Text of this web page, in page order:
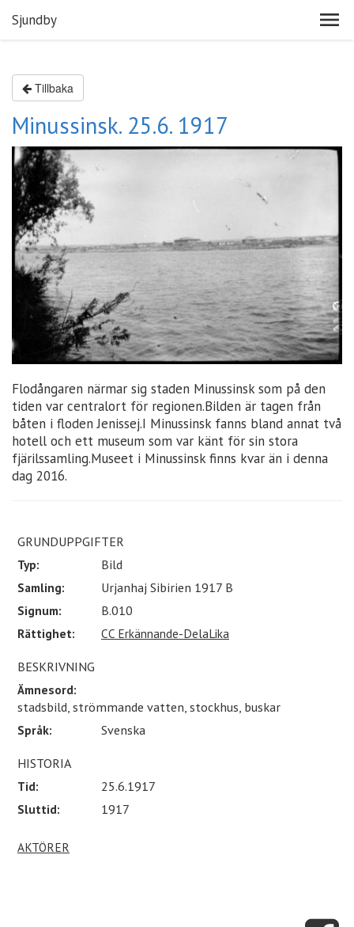
Sjundby
Tillbaka
Minussinsk. 25.6. 1917
Flodångaren närmar sig staden Minussinsk som på den
tiden var centralort för regionen.Bilden är tagen från
båten i floden Jenissej.I Minussinsk fanns bland annat två
hotell och ett museum som var känt för sin stora
fjärilssamling.Museet i Minussinsk finns kvar än i denna
dag 2016.
GRUNDUPPGIFTER
Typ:
Bild
Samling:
Urjanhaj Sibirien 1917 B
Signum:
B.010
Rättighet:
CC Erkännande-DelaLika
BESKRIVNING
Ämnesord:
stadsbild, strömmande vatten, stockhus, buskar
Språk:
Svenska
HISTORIA
Tid:
25.6.1917
Sluttid:
1917
AKTÖRER